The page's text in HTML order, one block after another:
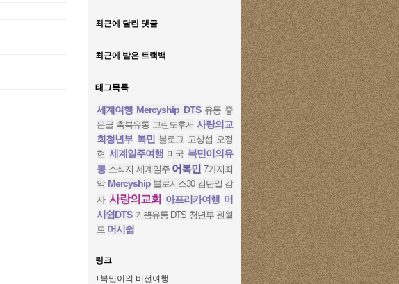
최근에 달린 댓글
최근에 받은 트랙백
태그목록
세계여행 Mercyship DTS 유통 좋
은글 축복유통 고린도후서 사랑의교
회청년부 복민 블로그 고상섭 오정
현 세계일주여행 미국 복민이의유
통 소식지 세계일주 어복민 7가지죄
악 Mercyship 블로시스30 김단일 감
사 사랑의교회 아프리카여행 머
시쉽DTS 기쁨유통 DTS 청년부 원월
드 머시쉽
링크
+복민이의 비전여행.